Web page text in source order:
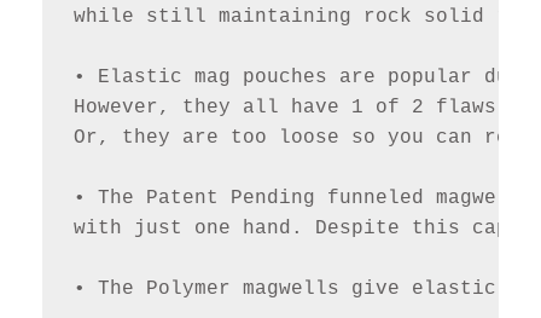
while still maintaining rock solid
• Elastic mag pouches are popular
However, they all have 1 of 2 flaws:
Or, they are too loose so you can
• The Patent Pending funneled
with just one hand. Despite this
• The Polymer magwells give elastic